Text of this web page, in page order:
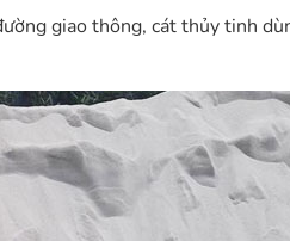
giao thông, cát thủy tinh